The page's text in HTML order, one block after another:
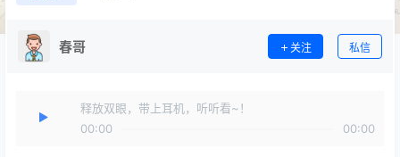
春哥 关注 私信
释放双眼，带上耳机，听听看~！
00:00
00:00